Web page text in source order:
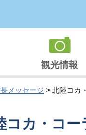
観光情報
メッセージ > 北陸コカ
コカ・コー